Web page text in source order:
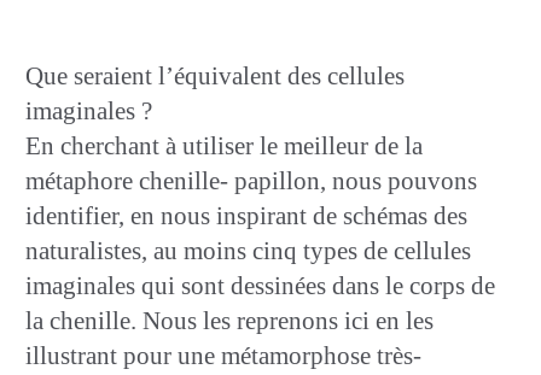
Que seraient l’équivalent des cellules
imaginales ?
En cherchant à utiliser le meilleur de la
métaphore chenille- papillon, nous pouvons
identifier, en nous inspirant de schémas des
naturalistes, au moins cinq types de cellules
imaginales qui sont dessinées dans le corps de
la chenille. Nous les reprenons ici en les
illustrant pour une métamorphose très-